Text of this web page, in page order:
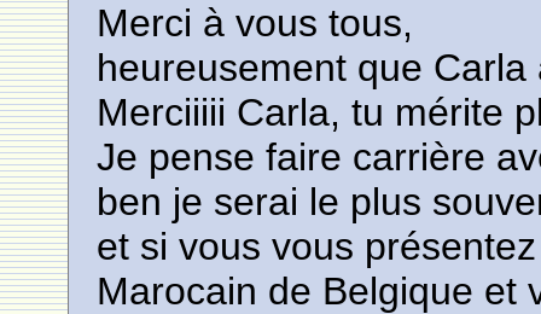
Merci à vous tous,
heureusement que
Merciiiii Carla, tu mérite
Je pense faire carrière
ben je serai le plus
et si vous vous
Marocain de Belgique et